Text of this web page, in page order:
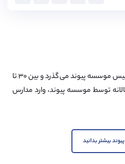
دوازده سال از تأسیس موسسه پیوند می گذرد و بین ۳۰ تا
توسط موسسه پیوند، وارد مدارس
بیشتر بدانید